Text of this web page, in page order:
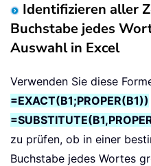
Identifizieren aller
Buchstabe jedes
Auswahl in Excel
Verwenden Sie diese
=EXACT(B1;PROPER(B1))
zu prüfen, ob in einer
Buchstabe jedes Wortes